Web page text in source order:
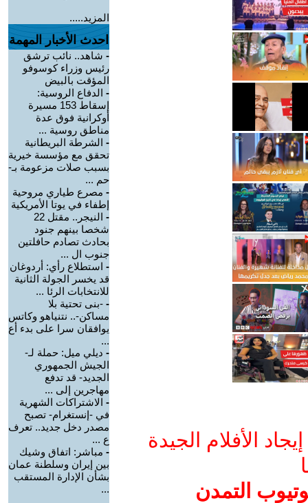
الأفلام الجيدة
التمدن
المزيد.....
احدث الأخبار المهمة
- شاهد.. نائب ترشق
رئيس وزراء كوسوفو
المؤقت بالبيض
- الدفاع الروسية:
إسقاط 153 مسيرة
أوكرانية فوق عدة
مناطق روسية ...
- الشرطة البريطانية
تحقق مع مؤسسة خيرية
بسبب صلات مزعومة بـ-
حم ...
- مصرع طياري مروحية
إطفاء في يوتا الأمريكية
-
النيجر.. مقتل 22
شخصا بينهم جنود
بحادث تصادم حافلتين
جنوب ال ...
- استطلاع رأي: أردوغان
قد يخسر الجولة الثانية
للانتخابات الرئا ...
- -بنى تحتية بلا
مساكن-.. نتنياهو وكاتس
يوافقان سرا على بدء أع
...
- ديلي ميل: حملة لـ-
الجيش الجمهوري
الجديد- قد تدفع
مهاجرين إلى ...
- الاشتراكات الشهرية
في -إنستغرام- تصبح
مصدر دخل جديد.. تعرف
ع ...
- مباشر: اتفاق وشيك
بين إيران وسلطنة عمان
بشأن الإدارة المستقب
...